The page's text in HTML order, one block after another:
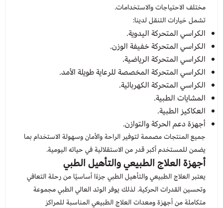
مختلف الاحتياجات والاستخدامات.
تشمل خيارات التنقل لدينا:
الكراسي المتحركة اليدوية.
الكراسي المتحركة خفيفة الوزن.
الكراسي المتحركة الرياضية.
الكراسي المتحركة المخصصة للرعاية طويلة الأمد.
الكراسي المتحركة الكهربائية.
المشايات الطبية.
العكاكيز الطبية.
أجهزة دعم الحركة والتوازن.
جميع المنتجات مصممة لتوفير الراحة والأمان وسهولة الاستخدام بما
يضمن للمستخدم أكبر قدر من الاستقلالية في حياته اليومية.
أجهزة العلاج الطبيعي والتأهيل الطبي
يعتبر العلاج الطبيعي والتأهيل الطبي جزءًا أساسيًا من رحلة التعافي
وتحسين القدرات الحركية. لذلك يوفر الوتد العالي الطبي مجموعة
متكاملة من أجهزة ومعدات العلاج الطبيعي المناسبة للمراكز